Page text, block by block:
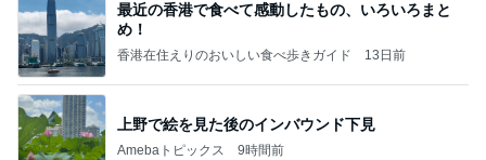
最近の香港で食べて感動したもの、いろいろまと
め！
香港在住えりのおいしい食べ歩きガイド 13日前
上野で絵を見た後のインバウンド下見
Amebaトピックス 9時間前